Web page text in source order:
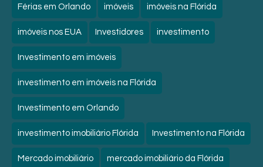
Férias em Orlando imóveis imóveis na Flórida
imóveis nos EUA Investidores investimento
Investimento em imóveis
investimento em imóveis na Flórida
Investimento em Orlando
investimento imobiliário Flórida Investimento na Flórida
Mercado imobiliário mercado imobiliário da Flórida